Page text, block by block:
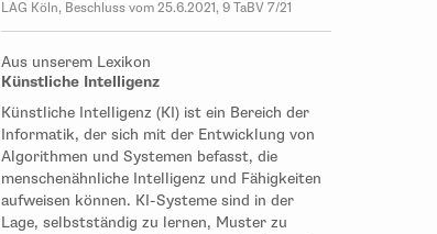
LAG Köln, Beschluss vom 25.6.2021, 9 TaBV 7/21
Aus unserem Lexikon
Künstliche Intelligenz
Künstliche Intelligenz (KI) ist ein Bereich der
Informatik, der sich mit der Entwicklung von
Algorithmen und Systemen befasst, die
menschenähnliche Intelligenz und Fähigkeiten
aufweisen können. KI-Systeme sind in der
Lage, selbstständig zu lernen, Muster zu